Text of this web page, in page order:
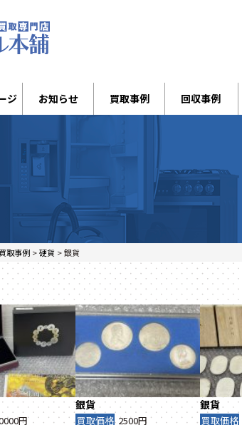
ジ お知らせ 買取事例 回収事例
取事例 >硬貨 >銀貨
円
銀貨
買取価格 2500円
銀貨
買取価格